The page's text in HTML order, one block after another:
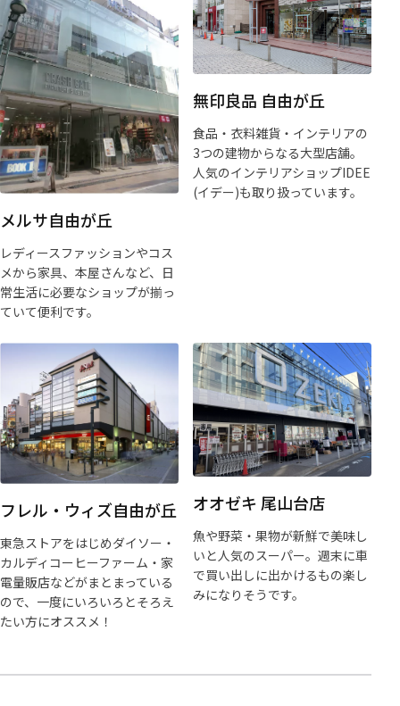
メルサ自由が丘
レディースファッションやコス
メから家具、本屋さんなど、日
常生活に必要なショップが揃っ
ていて便利です。
無印良品 自由が丘
食品・衣料雑貨・インテリアの
3つの建物からなる大型店舗。
人気のインテリアショップIDEE
(イデー)も取り扱っています。
フレル・ウィズ自由が丘
東急ストアをはじめダイソー・
カルディコーヒーファーム・家
電量販店などがまとまっている
ので、一度にいろいろとそろえ
たい方にオススメ！
オオゼキ 尾山台店
魚や野菜・果物が新鮮で美味し
いと人気のスーパー。週末に車
で買い出しに出かけるもの楽し
みになりそうです。